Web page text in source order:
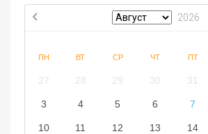
2026
ПН ВТ СР ЧТ ПТ
27 28 29 30 31
3 4 5 6 7
10 11 12 13 14